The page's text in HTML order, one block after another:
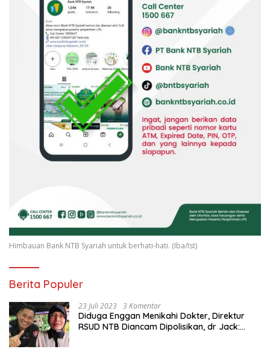
Himbauan Bank NTB Syariah untuk berhati-hati. (Iba/Ist)
Berita Populer
23 Juli 2023 3 Komentar
Diduga Enggan Menikahi Dokter, Direktur
RSUD NTB Diancam Dipolisikan, dr Jack: